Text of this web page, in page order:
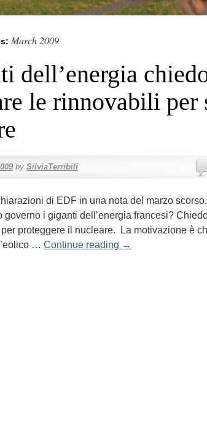
March 2009
dell’energia
le rinnovabili per
by SilviaTerribili
di EDF in una nota del marzo
governo i giganti dell’energia francesi?
proteggere il nucleare. La motivazione è
… Continue reading →